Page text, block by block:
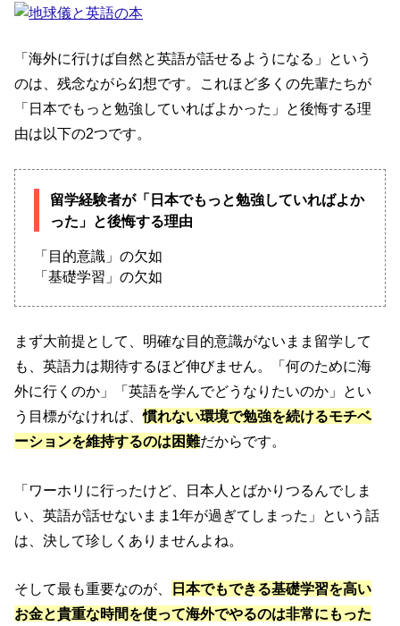
「海外に行けば自然と英語が話せるようになる」という
のは、残念ながら幻想です。これほど多くの先輩たちが
「日本でもっと勉強していればよかった」と後悔する理
由は以下の2つです。
留学経験者が「日本でもっと勉強していればよか
った」と後悔する理由
「目的意識」の欠如
「基礎学習」の欠如
まず大前提として、明確な目的意識がないまま留学して
も、英語力は期待するほど伸びません。「何のために海
外に行くのか」「英語を学んでどうなりたいのか」とい
う目標がなければ、慣れない環境で勉強を続けるモチベ
ーションを維持するのは困難だからです。
「ワーホリに行ったけど、日本人とばかりつるんでしま
い、英語が話せないまま1年が過ぎてしまった」という話
は、決して珍しくありませんよね。
そして最も重要なのが、
日本でもできる基礎学習を高い
お金と貴重な時間を使って海外でやるのは非常にもった